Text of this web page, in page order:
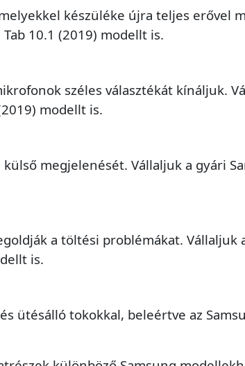
készüléke újra teljes erővel
10.1 (2019) modellt is.
széles választékát kínáljuk.
modellt is.
megjelenését. Vállaljuk a gyári
a töltési problémákat. Vállaljuk
is.
ütésálló tokokkal, beleértve az